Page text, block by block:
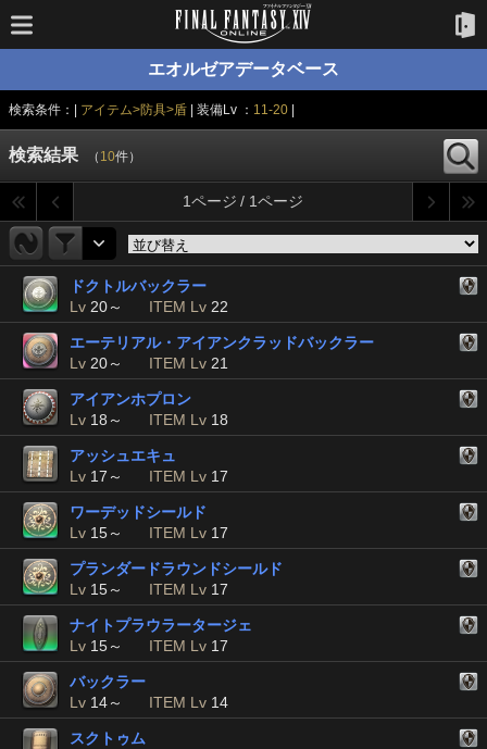
エオルゼアデータベース
検索条件：| アイテム>防具>盾 | 装備Lv ： 11-20|
検索結果 （ 10件）
1ページ / 1ページ
ドクトルバックラー
Lv 20～ ITEM Lv 22
エーテリアル・アイアンクラッドバックラー
Lv 20～ ITEM Lv 21
アイアンホプロン
Lv 18～ ITEM Lv 18
アッシュエキュ
Lv 17～ ITEM Lv 17
ワーデッドシールド
Lv 15～ ITEM Lv 17
プランダードラウンドシールド
Lv 15～ ITEM Lv 17
ナイトプラウラータージェ
Lv 15～ ITEM Lv 17
バックラー
Lv 14～ ITEM Lv 14
スクトゥム